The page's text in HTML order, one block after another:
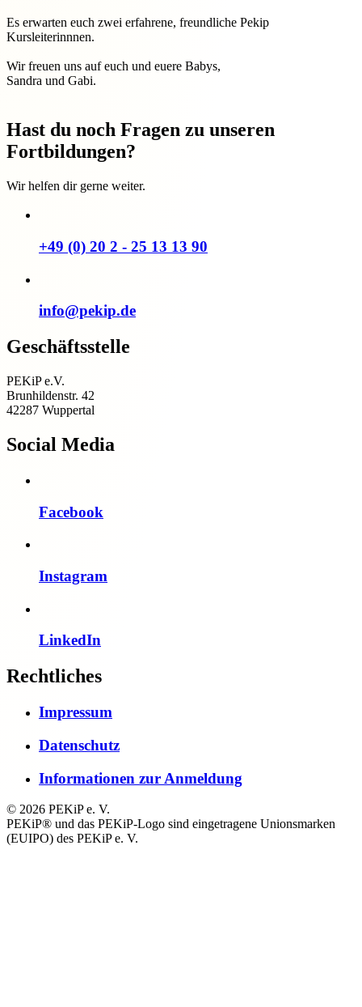
Es erwarten euch zwei erfahrene, freundliche Pekip
Kursleiterinnnen.
Wir freuen uns auf euch und euere Babys,
Sandra und Gabi.
Hast du noch Fragen zu unseren
Fortbildungen?
Wir helfen dir gerne weiter.
+49 (0) 20 2 - 25 13 13 90
info@pekip.de
Geschäftsstelle
PEKiP e.V.
Brunhildenstr. 42
42287 Wuppertal
Social Media
Facebook
Instagram
LinkedIn
Rechtliches
Impressum
Datenschutz
Informationen zur Anmeldung
© 2026 PEKiP e. V.
PEKiP® und das PEKiP-Logo sind eingetragene Unionsmarken
(EUIPO) des PEKiP e. V.